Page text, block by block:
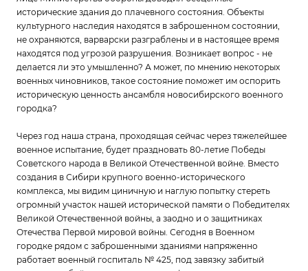
исторические здания до плачевного состояния. Объекты
культурного наследия находятся в заброшенном состоянии,
не охраняются, варварски разграблены и в настоящее время
находятся под угрозой разрушения. Возникает вопрос - не
делается ли это умышленно? А может, по мнению некоторых
военных чиновников, такое состояние поможет им оспорить
историческую ценность ансамбля новосибирского военного
городка?
Через год наша страна, проходящая сейчас через тяжелейшее
военное испытание, будет праздновать 80-летие Победы
Советского народа в Великой Отечественной войне. Вместо
создания в Сибири крупного военно-исторического
комплекса, мы видим циничную и наглую попытку стереть
огромный участок нашей исторической памяти о Победителях
Великой Отечественной войны, а заодно и о защитниках
Отечества Первой мировой войны. Сегодня в Военном
городке рядом с заброшенными зданиями напряженно
работает военный госпиталь № 425, под завязку забитый